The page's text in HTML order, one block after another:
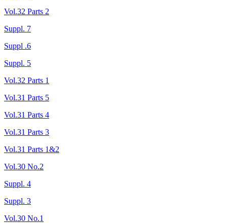
Vol.32 Parts 2
Suppl. 7
Suppl .6
Suppl. 5
Vol.32 Parts 1
Vol.31 Parts 5
Vol.31 Parts 4
Vol.31 Parts 3
Vol.31 Parts 1&2
Vol.30 No.2
Suppl. 4
Suppl. 3
Vol.30 No.1